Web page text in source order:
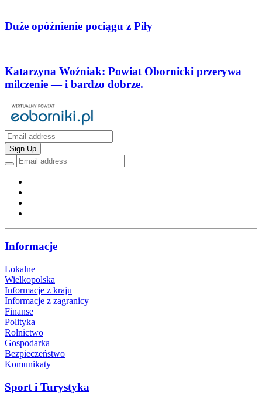
Duże opóźnienie pociągu z Piły
Katarzyna Woźniak: Powiat Obornicki przerywa
milczenie — i bardzo dobrze.
Sign Up
Informacje
Lokalne
Wielkopolska
Informacje z kraju
Informacje z zagranicy
Finanse
Polityka
Rolnictwo
Gospodarka
Bezpieczeństwo
Komunikaty
Sport i Turystyka